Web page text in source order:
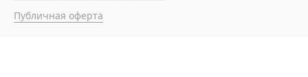
Публичная оферта